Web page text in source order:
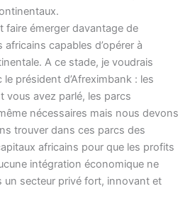
faire émerger davantage de
capables d’opérer à
A ce stade, je voudrais
président d’Afreximbank : les
vous avez parlé, les parcs
nécessaires mais nous devons
trouver dans ces parcs des
africains pour que les profits
intégration économique ne
un secteur privé fort, innovant et